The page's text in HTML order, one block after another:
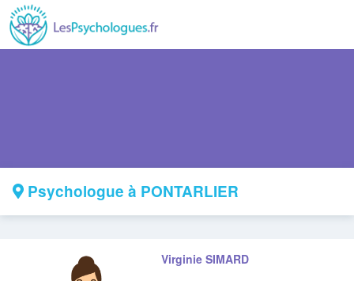
Psychologue à PONTARLIER
Virginie SIMARD